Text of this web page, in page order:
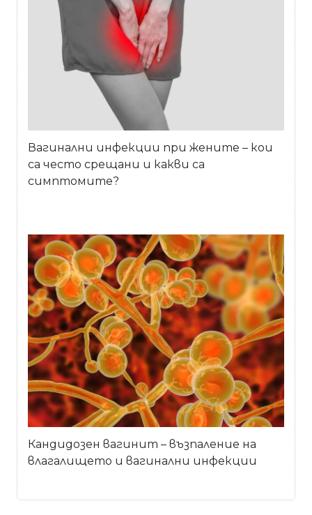
Вагинални инфекции при жените – кои
са често срещани и какви са
симптомите?
Кандидозен вагинит – възпаление на
влагалището и вагинални инфекции